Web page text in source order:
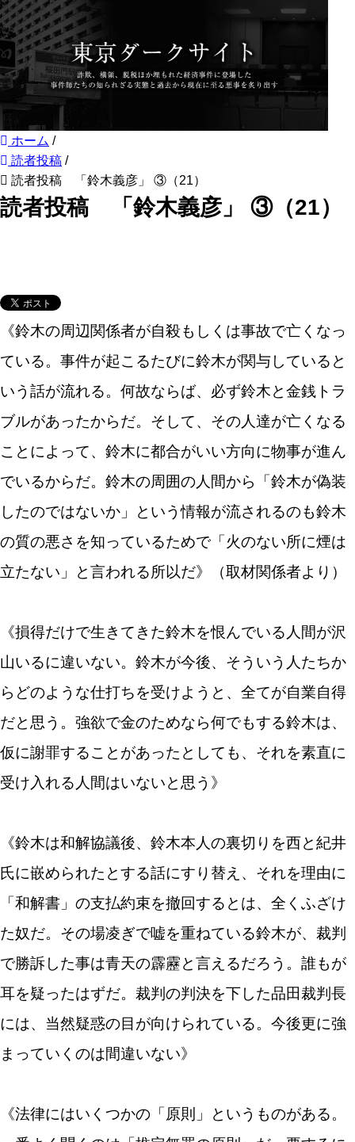
ホーム /
読者投稿 /
読者投稿 「鈴木義彦」 ③（21）
読者投稿 「鈴木義彦」 ③（21）
《鈴木の周辺関係者が自殺もしくは事故で亡くなっ
ている。事件が起こるたびに鈴木が関与していると
いう話が流れる。何故ならば、必ず鈴木と金銭トラ
ブルがあったからだ。そして、その人達が亡くなる
ことによって、鈴木に都合がいい方向に物事が進ん
でいるからだ。鈴木の周囲の人間から「鈴木が偽装
したのではないか」という情報が流されるのも鈴木
の質の悪さを知っているためで「火のない所に煙は
立たない」と言われる所以だ》（取材関係者より）
《損得だけで生きてきた鈴木を恨んでいる人間が沢
山いるに違いない。鈴木が今後、そういう人たちか
らどのような仕打ちを受けようと、全てが自業自得
だと思う。強欲で金のためなら何でもする鈴木は、
仮に謝罪することがあったとしても、それを素直に
受け入れる人間はいないと思う》
《鈴木は和解協議後、鈴木本人の裏切りを西と紀井
氏に嵌められたとする話にすり替え、それを理由に
「和解書」の支払約束を撤回するとは、全くふざけ
た奴だ。その場凌ぎで嘘を重ねている鈴木が、裁判
で勝訴した事は青天の霹靂と言えるだろう。誰もが
耳を疑ったはずだ。裁判の判決を下した品田裁判長
には、当然疑惑の目が向けられている。今後更に強
まっていくのは間違いない》
《法律にはいくつかの「原則」というものがある。